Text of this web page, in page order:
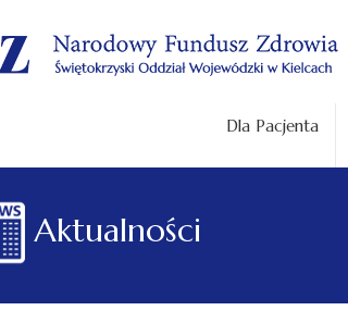
Dla Pacjenta
Aktualności